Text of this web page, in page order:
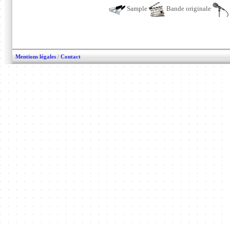
Sample Bande originale
Mentions légales / Contact